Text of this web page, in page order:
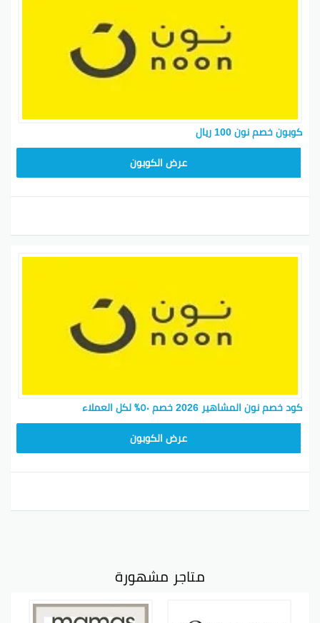
كوبون خصم نون 100 ريال
عرض الكوبون
كود خصم نون المشاهير 2026 خصم ٥٠٪ لكل العملاء
عرض الكوبون
متاجر مشهورة